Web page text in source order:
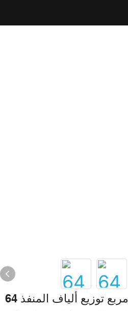
64 مربع توزيع ألياف المنفذ